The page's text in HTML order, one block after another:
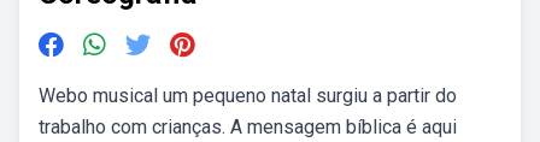
Webo musical um pequeno natal surgiu a partir do
trabalho com crianças. A mensagem bíblica é aqui